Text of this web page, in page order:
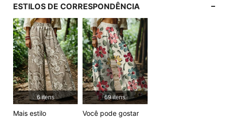
4,86 17K 1.8M
4,86 17K 1.8M
4,86 17K 1.8M
4,86 17K 1.8M
ESTILOS DE CORRESPONDÊNCIA
6 itens
Mais estilo
69 itens
Você pode gostar